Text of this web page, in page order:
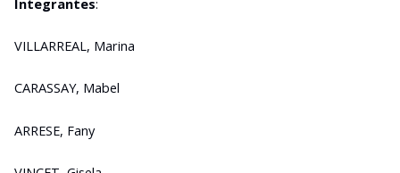
VILLARREAL, Marina
CARASSAY, Mabel
ARRESE, Fany